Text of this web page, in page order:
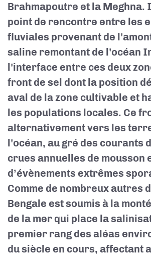
Brahmapoutre et la Meghna.
point de rencontre entre les
fluviales provenant de
saline remontant de l'océan
l'interface entre ces deux
front de sel dont la position
aval de la zone cultivable et
les populations locales. Ce
alternativement vers les
l'océan, au gré des courants
crues annuelles de mousson
d’évènements extrêmes
Comme de nombreux autres
Bengale est soumis à la
de la mer qui place la
premier rang des aléas
du siècle en cours, affectant